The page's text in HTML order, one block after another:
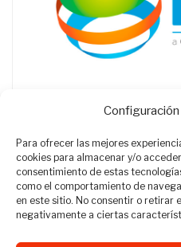
Para ofrecer las mejores
cookies para almacenar y/o
consentimiento de estas
como el comportamiento de
en este sitio. No consentir o retirar
negativamente a ciertas